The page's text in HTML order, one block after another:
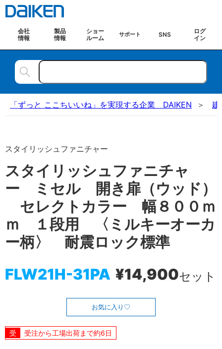
会社
情報
製品
情報
ショー
ルーム
サポート SNS
ログ
イン
「ずっと ここちいいね」を実現する企業 DAIKEN 建
スタイリッシュファニチャー
スタイリッシュファニチャ
ー ミセル 開き扉（ウッド）
セレクトカラー 幅８００ｍ
ｍ １段用 〈ミルキーオーカ
ー柄〉 耐震ロック標準
FLW21H-31PA ¥14,900セット
お気に入り
受注から工場出荷まで約6日